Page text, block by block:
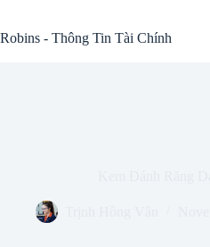
content
Robins - Thông Tin Tài Chính